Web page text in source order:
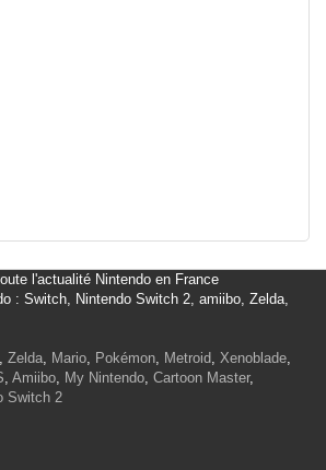
l'actualité Nintendo en France
: Switch, Nintendo Switch 2, amiibo, Zelda,
, Zelda, Mario, Pokémon, Metroid, Xenoblade,
, Amiibo, My Nintendo, Cartoon Master,
Switch 2